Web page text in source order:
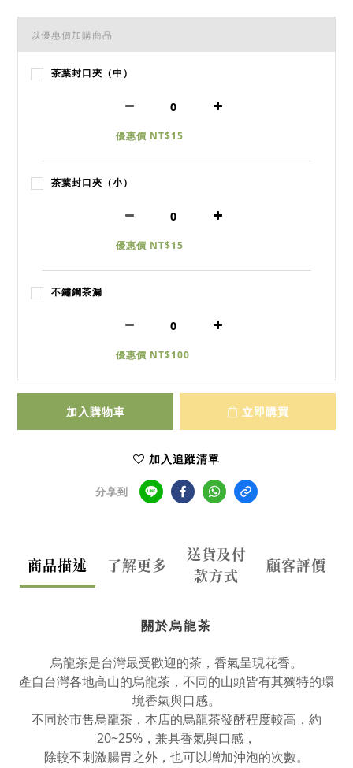
以優惠價加購商品
茶葉封口夾（中）
優惠價 NT$15
茶葉封口夾（小）
優惠價 NT$15
不鏽鋼茶漏
優惠價 NT$100
加入購物車 立即購買
加入追蹤清單
分享到
商品描述 了解更多
送貨及付
款方式
顧客評價
關於烏龍茶
烏龍茶是台灣最受歡迎的茶，香氣呈現花香。
產自台灣各地高山的烏龍茶，不同的山頭皆有其獨特的環
境香氣與口感。
不同於市售烏龍茶，本店的烏龍茶發酵程度較高，約
20~25%，兼具香氣與口感，
除較不刺激腸胃之外，也可以增加沖泡的次數。